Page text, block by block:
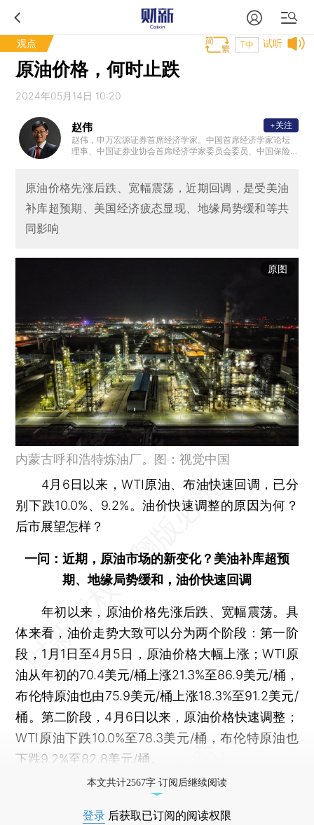
观点 试听
T中
原油价格，何时止跌
2024年05月14日 10:20
赵伟
赵伟，申万宏源证券首席经济学家。中国首席经济学家论坛
理事、中国证券业协会首席经济学家委员会委员、中国保险
术顾问等。复旦大学、浙江大学、中国人民大学专硕校外导
师，中国农业大学客座研究员、专硕导师。新财富最佳分析
师、水晶球最佳分析师、金牛奖最具价值首席分析师等。代
+关注
原油价格先涨后跌、宽幅震荡，近期回调，是受美油
补库超预期、美国经济疲态显现、地缘局势缓和等共
同影响
原图
内蒙古呼和浩特炼油厂。图：视觉中国
4月6日以来，WTI原油、布油快速回调，已分
别下跌10.0%、9.2%。油价快速调整的原因为何？
后市展望怎样？
一问：近期，原油市场的新变化？美油补库超预
期、地缘局势缓和，油价快速回调
年初以来，原油价格先涨后跌、宽幅震荡。具
体来看，油价走势大致可以分为两个阶段：第一阶
段，1月1日至4月5日，原油价格大幅上涨；WTI原
油从年初的70.4美元/桶上涨21.3%至86.9美元/桶，
布伦特原油也由75.9美元/桶上涨18.3%至91.2美元/
桶。第二阶段，4月6日以来，原油价格快速调整；
WTI原油下跌10.0%至78.3美元/桶，布伦特原油也
下跌9.2%至82.8美元/桶。
本文共计2567字 订阅后继续阅读
登录 后获取已订阅的阅读权限